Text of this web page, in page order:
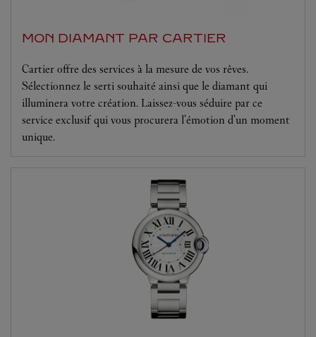
MON DIAMANT PAR CARTIER
Cartier offre des services à la mesure de vos rêves.
Sélectionnez le serti souhaité ainsi que le diamant qui
illuminera votre création. Laissez-vous séduire par ce
service exclusif qui vous procurera l'émotion d'un moment
unique.